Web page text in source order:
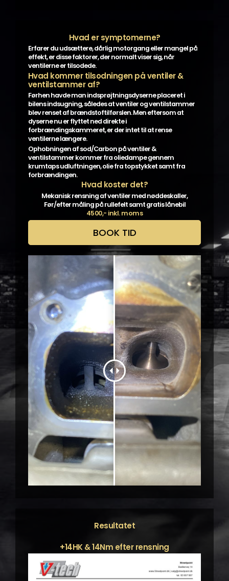
Hvad er symptomerne?
Erfarer du udsættere, dårlig motorgang eller mangel på
effekt, er disse faktorer, der normalt viser sig, når
ventilerne er tilsodede.
Hvad kommer tilsodningen på ventiler &
ventilstammer af?
Førhen havde man indsprøjtningsdyserne placeret i
bilens indsugning, således at ventiler og ventilstammer
blev renset af brændstoftilførslen. Men eftersom at
dyserne nu er flyttet ned direkte i
forbrændingskammeret, er der intet til at rense
ventilerne længere.
Ophobningen af sod/Carbon på ventiler &
ventilstammer kommer fra oliedampe gennem
krumtaps udluftningen, olie fra topstykket samt fra
forbrændingen.
Hvad koster det?
Mekanisk rensning af ventiler med nøddeskaller,
Før/efter måling på rullefelt samt gratis lånebil
4500,- inkl. moms
BOOK TID
Resultatet
+14HK & 14Nm efter rensning